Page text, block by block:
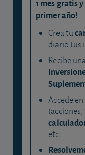
1 mes gratis
primer año!
Crea tu
diario tus
Recibe
Accede
(acciones,
etc.